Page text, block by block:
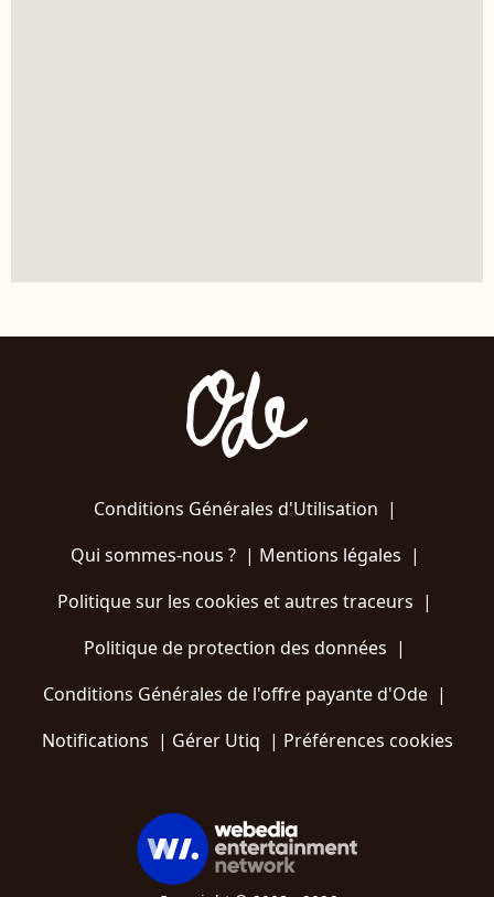
Conditions Générales d'Utilisation |
Qui sommes-nous ?| Mentions légales |
Politique sur les cookies et autres traceurs |
Politique de protection des données |
Conditions Générales de l'offre payante d'Ode |
Notifications | Gérer Utiq | Préférences cookies